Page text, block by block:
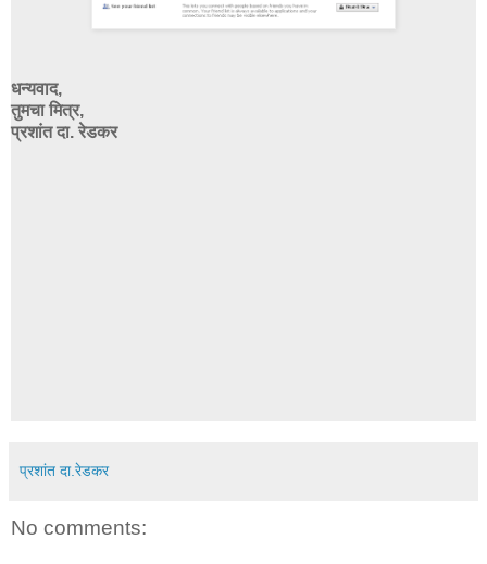
धन्यवाद,
तुमचा मित्र,
प्रशांत दा. रेडकर
प्रशांत दा.रेडकर
No comments: